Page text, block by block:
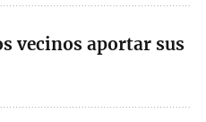
vecinos aportar sus